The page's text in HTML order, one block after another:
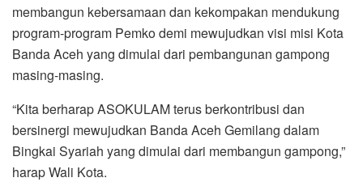
membangun kebersamaan dan kekompakan mendukung
program-program Pemko demi mewujudkan visi misi Kota
Banda Aceh yang dimulai dari pembangunan gampong
masing-masing.
“Kita berharap ASOKULAM terus berkontribusi dan
bersinergi mewujudkan Banda Aceh Gemilang dalam
Bingkai Syariah yang dimulai dari membangun gampong,”
harap Wali Kota.